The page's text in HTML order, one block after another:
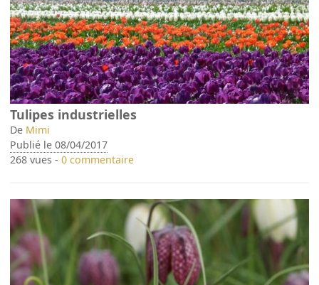
Tulipes industrielles
De Mimi
Publié le 08/04/2017
268 vues -0 commentaire